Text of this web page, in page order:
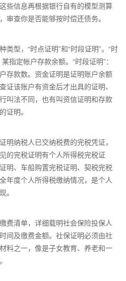
些信息再根据银行自有的模型测算
审查你是否能够按时偿还债务。
型，“时点证明”和“时段证明”。“时
指定帐户存款余额。“时段证明”：
存款数。资金证明是证明账户余额
证该账户有资金后才出具的证明、
叫法不同，也有叫资信证明和存款
证明。
明纳税人已交纳税费的完税凭证，
的完税证明有个人所得税完税证
明、车船购置完税证明、契税完税
年度个人所得税缴纳情况，是个人
。
费清单，详细载明社会保险投保人
间及缴费金额。社保证明必须由社
料之一，像是子女教育、养老和一